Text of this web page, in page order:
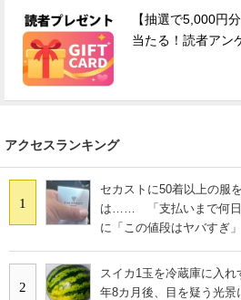
【抽選で5,000円
当たる！読者アン
アクセスランキング
1
セカストに50着以上の服
は…… 「支払いまで何日
に「この値段はヤバすぎ」
2
スイカ1玉を冷蔵庫に入
年8カ月後、目を疑う光景